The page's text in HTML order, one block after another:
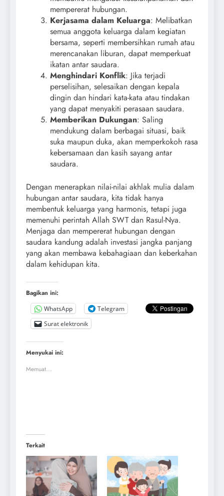
mempererat hubungan.
Kerjasama dalam Keluarga: Melibatkan
semua anggota keluarga dalam kegiatan
bersama, seperti membersihkan rumah atau
merencanakan liburan, dapat memperkuat
ikatan antar saudara.
Menghindari Konflik: Jika terjadi
perselisihan, selesaikan dengan kepala
dingin dan hindari kata-kata atau tindakan
yang dapat menyakiti perasaan saudara.
Memberikan Dukungan: Saling
mendukung dalam berbagai situasi, baik
suka maupun duka, akan memperkokoh rasa
kebersamaan dan kasih sayang antar
saudara.
Dengan menerapkan nilai-nilai akhlak mulia dalam
hubungan antar saudara, kita tidak hanya
membentuk keluarga yang harmonis, tetapi juga
memenuhi perintah Allah SWT dan Rasul-Nya.
Menjaga dan mempererat hubungan dengan
saudara kandung adalah investasi jangka panjang
yang akan membawa kebahagiaan dan keberkahan
dalam kehidupan kita.
Bagikan ini:
WhatsApp
Telegram
Surat elektronik
Menyukai ini:
Memuat...
Terkait